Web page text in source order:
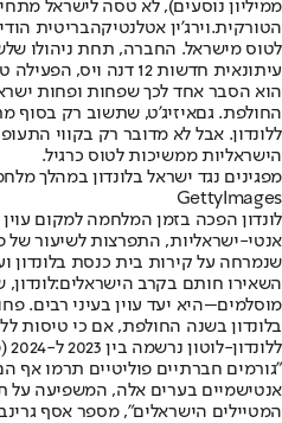
ממיליון נוסעים), לא טסה לישראל
הטורקית.וירג'ין אטלנטיקהבריטית
לטוס מישראל. החברה, תחת ניהולו של
עיתונאית חדשות 12 דנה ויס, הפעילה טיסות ישירות ללונדון ו
הוא הסבר אחד לכך שפחות ופחות
החולפת. גםאיזיג'ט
ללונדון. אבל לא מדובר רק בקווי
הישראליות ממשיכות לטוס כרגיל.
מפגינים נגד ישראל בלונדון במהלך
GettyImages
לונדון הפכה בזמן המלחמה למקום עוין
אנטי-ישראליות, התפרצות לשיעור של
שנמרחה על קירות בית כנסת בלונדון
השאירו חותם בקרב הישראלים:
מוסלמים–היא יעד עוין בעיני רבים.
בלונדון בשנה החולפת, אם כי טיסות
ללונדון-לוטון נרשמה בין 2023 ל-2024 (פחות 37%)
"גורמים חברתיים פוליטיים תרמו אף
אנטישמיים בערים אלה, המשפיעה על
המטיילים הישראלים", מספר אסף